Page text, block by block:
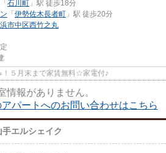
「 石川町 」駅 徒歩18分
「 伊勢佐木長者町 」駅 徒歩20分
市中区西竹之丸
５月末まで家賃無料☆家電付♪
情報がありません。
パートへのお問い合わせはこちら
エルシェイク